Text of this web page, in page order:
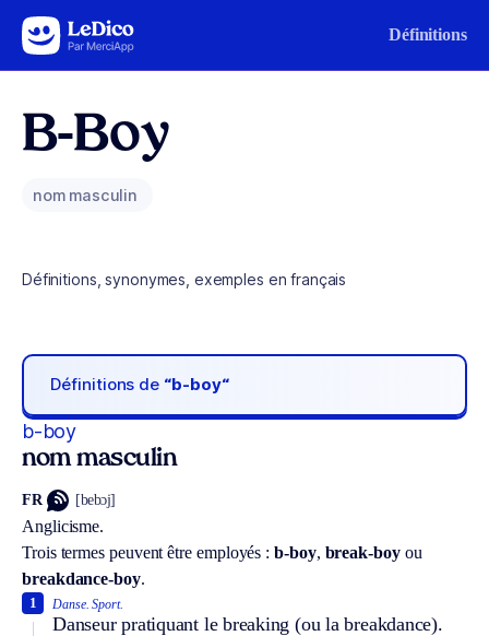
Aller au contenu Définitions
B-Boy
nom masculin
Définitions, synonymes, exemples en français
Définitions de “b-boy“
b-boy
nom masculin
FR [bebɔj]
Anglicisme.
Trois termes peuvent être employés :b-boy, break-boyou
breakdance-boy.
Danse. Sport.
Danseur pratiquant le breaking (ou la breakdance).
1